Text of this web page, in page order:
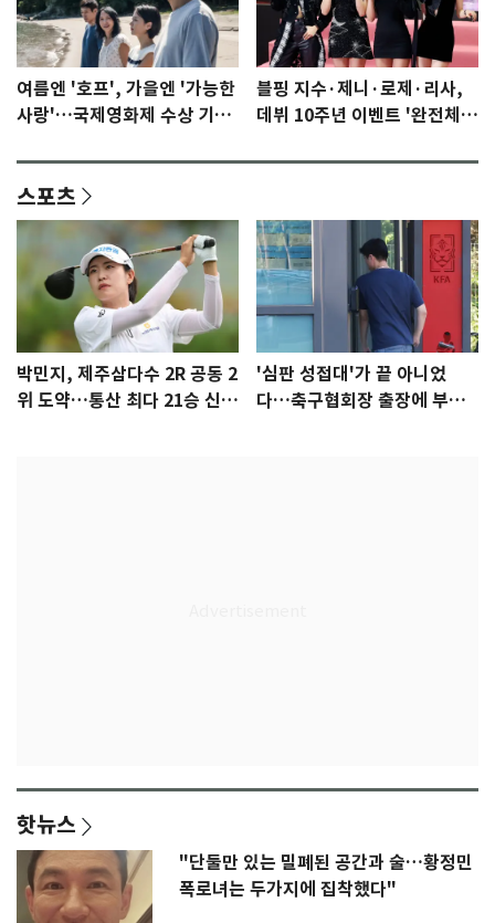
여름엔 '호프', 가을엔 '가능한
사랑'…국제영화제 수상 기대
블핑 지수·제니·로제·리사,
데뷔 10주년 이벤트 '완전체'
스포츠
박민지, 제주삼다수 2R 공동 2
위 도약…통산 최다 21승 신기
'심판 성접대'가 끝 아니었
다…축구협회장 출장에 부인
핫뉴스
"단둘만 있는 밀폐된 공간과 술…황정민
폭로녀는 두가지에 집착했다"